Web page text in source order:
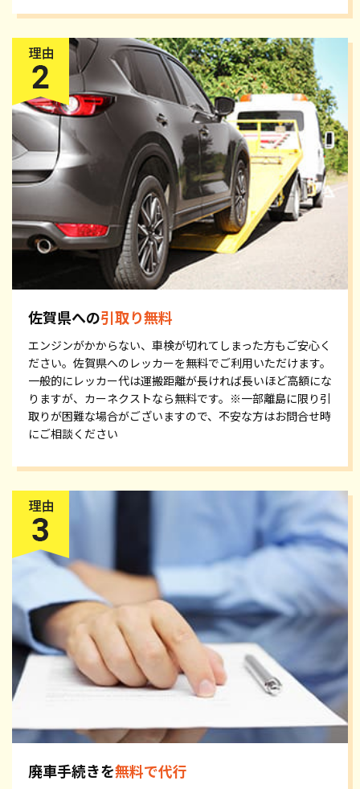
佐賀県への引取り無料
エンジンがかからない、車検が切れてしまった方もご安心く
ださい。佐賀県へのレッカーを無料でご利用いただけます。
一般的にレッカー代は運搬距離が長ければ長いほど高額にな
りますが、カーネクストなら無料です。※一部離島に限り引
取りが困難な場合がございますので、不安な方はお問合せ時
にご相談ください
廃車手続きを無料で代行